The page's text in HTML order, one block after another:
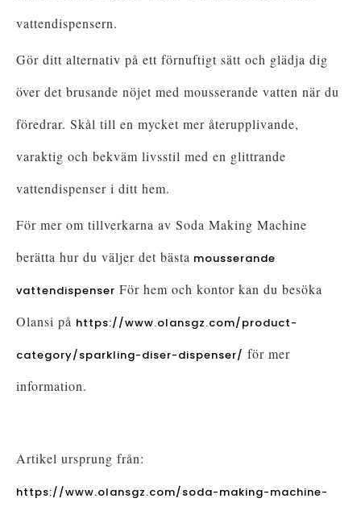
vattendispensern.
Gör ditt alternativ på ett förnuftigt sätt och glädja dig
över det brusande nöjet med mousserande vatten när du
föredrar. Skål till en mycket mer återupplivande,
varaktig och bekväm livsstil med en glittrande
vattendispenser i ditt hem.
För mer om tillverkarna av Soda Making Machine
berätta hur du väljer det bästa mousserande
vattendispenser För hem och kontor kan du besöka
Olansi på https://www.olansgz.com/product-
category/sparkling-diser-dispenser/ för mer
information.
Artikel ursprung från:
https://www.olansgz.com/soda-making-machine-